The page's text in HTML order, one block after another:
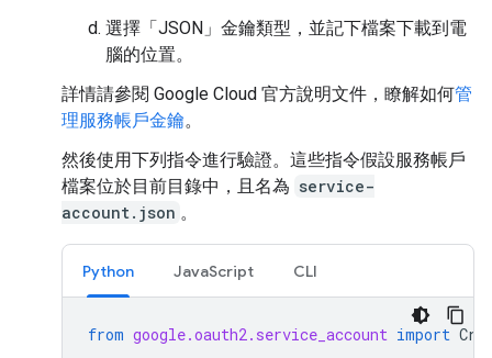
選擇「JSON」 金鑰類型，並記下檔案下載到電
腦的位置。
詳情請參閱 Google Cloud 官方說明文件，瞭解如何管
理服務帳戶金鑰。
然後使用下列指令進行驗證。這些指令假設服務帳戶
檔案位於目前目錄中，且名為 service-
account.json 。
Python JavaScript CLI
from google.oauth2.service_account import